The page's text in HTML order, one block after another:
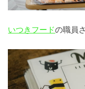
いつきフードの職員